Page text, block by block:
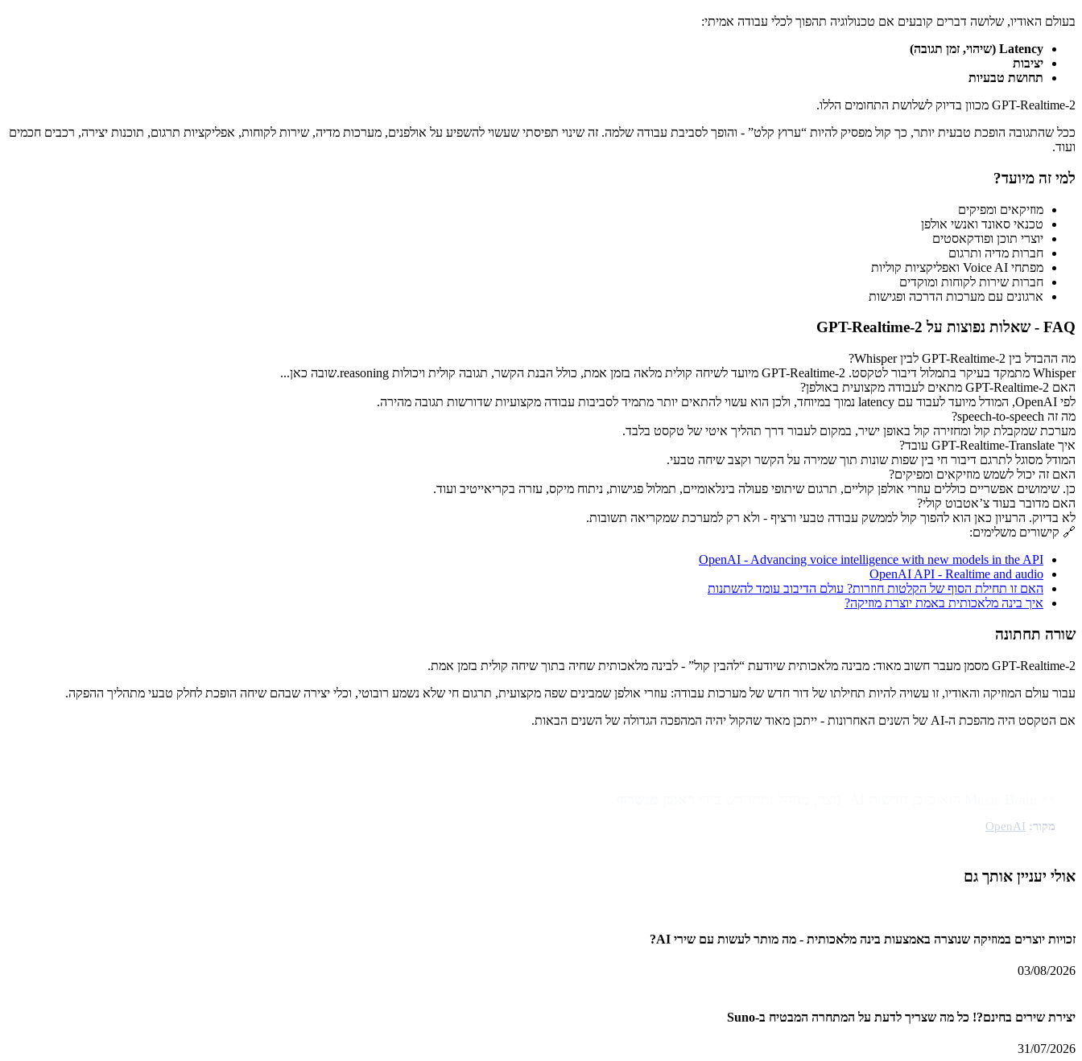
בעולם האודיו, שלושה דברים קובעים אם טכנולוגיה תהפוך לכלי עבודה אמיתי:
Latency (שיהוי, זמן תגובה)
יציבות
תחושת טבעיות
GPT-Realtime-2 מכוון בדיוק לשלושת התחומים הללו.
ככל שהתגובה הופכת טבעית יותר, כך קול מפסיק להיות “ערוץ קלט” - והופך לסביבת עבודה שלמה. זה שינוי תפיסתי שעשוי להשפיע על אולפנים, מערכות מדיה, שירות לקוחות, אפליקציות תרגום, תוכנות יצירה, רכבים חכמים
ועוד.
למי זה מיועד?
מוזיקאים ומפיקים
טכנאי סאונד ואנשי אולפן
יוצרי תוכן ופודקאסטים
חברות מדיה ותרגום
מפתחי Voice AI ואפליקציות קוליות
חברות שירות לקוחות ומוקדים
ארגונים עם מערכות הדרכה ופגישות
FAQ - שאלות נפוצות על GPT-Realtime-2
מה ההבדל בין GPT-Realtime-2 לבין Whisper?
Whisper מתמקד בעיקר בתמלול דיבור לטקסט. GPT-Realtime-2 מיועד לשיחה קולית מלאה בזמן אמת, כולל הבנת הקשר, תגובה קולית ויכולות reasoning.שובה כאן...
האם GPT-Realtime-2 מתאים לעבודה מקצועית באולפן?
לפי OpenAI, המודל מיועד לעבוד עם latency נמוך במיוחד, ולכן הוא עשוי להתאים יותר מתמיד לסביבות עבודה מקצועיות שדורשות תגובה מהירה.
מה זה speech-to-speech?
מערכת שמקבלת קול ומחזירה קול באופן ישיר, במקום לעבור דרך תהליך איטי של טקסט בלבד.
איך GPT-Realtime-Translate עובד?
המודל מסוגל לתרגם דיבור חי בין שפות שונות תוך שמירה על הקשר וקצב שיחה טבעי.
האם זה יכול לשמש מוזיקאים ומפיקים?
כן. שימושים אפשריים כוללים עוזרי אולפן קוליים, תרגום שיתופי פעולה בינלאומיים, תמלול פגישות, ניתוח מיקס, עזרה בקריאייטיב ועוד.
האם מדובר בעוד צ’אטבוט קולי?
לא בדיוק. הרעיון כאן הוא להפוך קול לממשק עבודה טבעי ורציף - ולא רק למערכת שמקריאה תשובות.
🔗 קישורים משלימים:
OpenAI - Advancing voice intelligence with new models in the API
OpenAI API - Realtime and audio
האם זו תחילת הסוף של הקלטות חוזרות? עולם הדיבוב עומד להשתנות
איך בינה מלאכותית באמת יוצרת מוזיקה?
שורה תחתונה
GPT-Realtime-2 מסמן מעבר חשוב מאוד: מבינה מלאכותית שיודעת “להבין קול” - לבינה מלאכותית שחיה בתוך שיחה קולית בזמן אמת.
עבור עולם המוזיקה והאודיו, זו עשויה להיות תחילתו של דור חדש של מערכות עבודה: עוזרי אולפן שמבינים שפה מקצועית, תרגום חי שלא נשמע רובוטי, וכלי יצירה שבהם שיחה הופכת לחלק טבעי מתהליך ההפקה.
אם הטקסט היה מהפכת ה-AI של השנים האחרונות - ייתכן מאוד שהקול יהיה המהפכה הגדולה של השנים הבאות.
מקור: OpenAI
אולי יעניין אותך גם
זכויות יוצרים במוזיקה שנוצרה באמצעות בינה מלאכותית - מה מותר לעשות עם שירי AI?
03/08/2026
יצירת שירים בחינם?! כל מה שצריך לדעת על המתחרה המבטיח ב-Suno
31/07/2026